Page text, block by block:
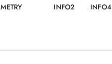
INFO2 INFO4